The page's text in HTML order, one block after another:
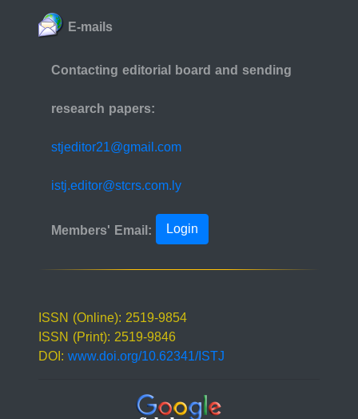
E-mails
Contacting editorial board and sending
research papers:
stjeditor21@gmail.com
istj.editor@stcrs.com.ly
Members' Email:
Login
ISSN (Online): 2519-9854
ISSN (Print): 2519-9846
DOI:www.doi.org/10.62341/ISTJ